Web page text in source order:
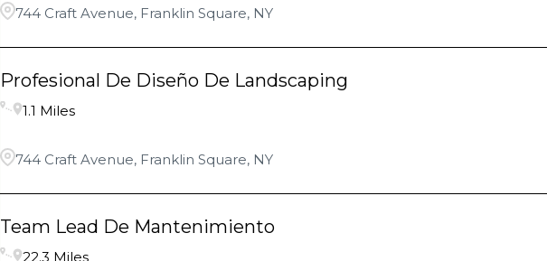
744 Craft Avenue, Franklin Square, NY
Profesional De Diseño De Landscaping
1.1 Miles
744 Craft Avenue, Franklin Square, NY
Team Lead De Mantenimiento
22.3 Miles